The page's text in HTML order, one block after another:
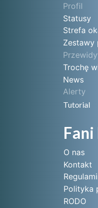
Profil
Statusy
Strefa
Zestawy
Trochę
News
Alerty
Tutorial
O nas
Kontakt
Polityka
RODO